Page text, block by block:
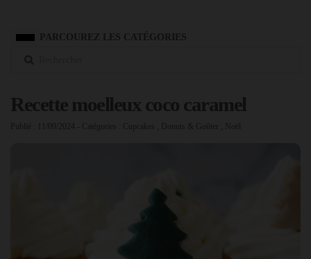
PARCOUREZ LES CATÉGORIES
Recette moelleux coco caramel
Publié : 11/09/2024 Cupcakes Donuts & Goûter